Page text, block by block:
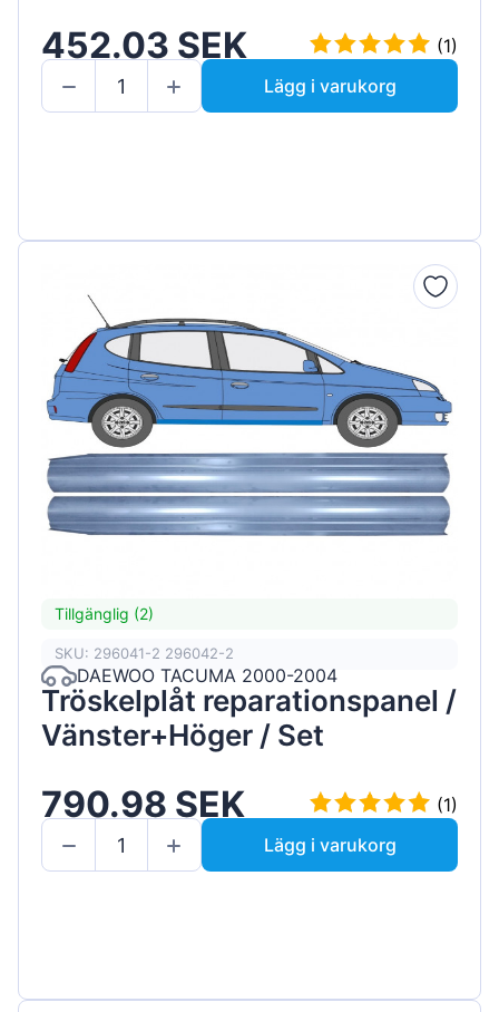
452.03 SEK
(1)
Lägg i varukorg
Tillgänglig (2)
SKU: 296041-2 296042-2
DAEWOO TACUMA 2000-2004
Tröskelplåt reparationspanel /
Vänster+Höger / Set
790.98 SEK
(1)
Lägg i varukorg